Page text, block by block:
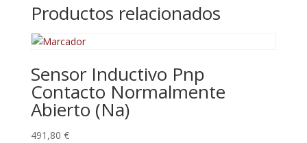
Productos relacionados
Sensor Inductivo Pnp
Contacto Normalmente
Abierto (Na)
491,80 €